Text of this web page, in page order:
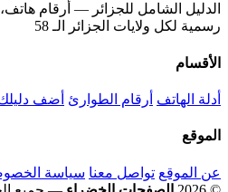
الدليل الشامل للجزائر — أرقام
رسمية لكل ولايات الجزائر الـ 58
الأقسام
أدلة الهاتف أرقام الطوارئ أضف
الموقع
عن الموقع تواصل معنا سياسة